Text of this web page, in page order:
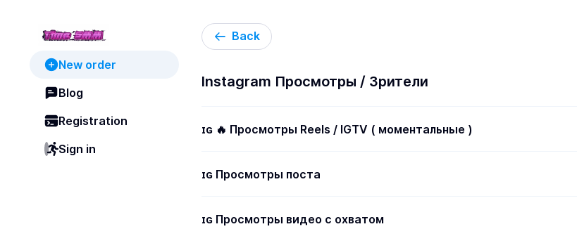
New order
Blog
Registration
Sign in
Back
Instagram Просмотры / Зрители
ɪɢ 🔥 Просмотры Reels / IGTV ( моментальные )
ɪɢ Просмотры поста
ɪɢ Просмотры видео с охватом